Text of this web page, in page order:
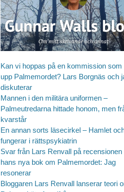
Kan vi hoppas på en kommission som
upp Palmemordet? Lars Borgnäs och
diskuterar
Mannen i den militära uniformen –
Palmeutredarna hittade honom, men
kvarstår
En annan sorts läsecirkel – Hamlet
fungerar i rättspsykiatrin
Svar från Lars Renvall på recensionen
hans nya bok om Palmemordet: Jag
resonerar
Bloggaren Lars Renvall lanserar teori